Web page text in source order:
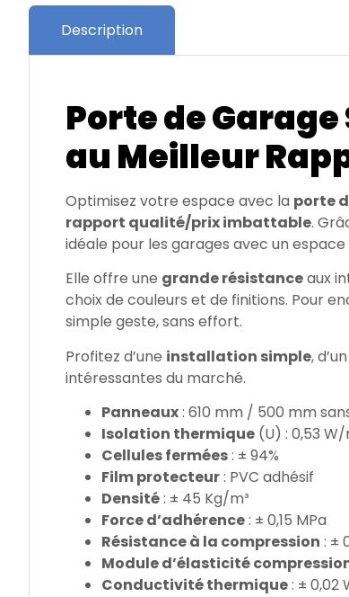
Description
Porte de
au Meilleur
Optimisez votre espace avec la porte
rapport qualité/prix imbattable.
idéale pour les garages avec un espace
Elle offre une grande résistanceaux
choix de couleurs et de finitions. Pour
simple geste, sans effort.
Profitez d’une installation simple, d’un
intéressantes du marché.
Panneaux: 610 mm / 500 mm
Isolation thermique (U) : 0,53 W/
Cellules fermées: ± 94%
Film protecteur: PVC adhésif
Densité: ± 45 Kg/m³
Force d’adhérence: ± 0,15 MPa
Résistance à la compression : ±
Module d’élasticité
Conductivité thermique: ± 0,02